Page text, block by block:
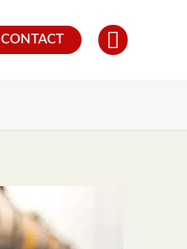
CONTACT